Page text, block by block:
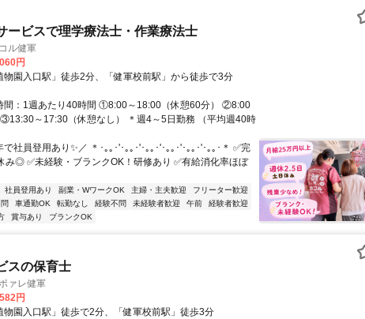
ービスで理学療法士・作業療法士
ル健軍
円
物園入口駅」徒歩2分、「健軍校前駅」から徒歩で3分
間：1週あたり40時間 ①8:00～18:00（休憩60分） ②8:00
～17:30（休憩なし） ＊週4～5日勤務 （平均週40時
社員登用あり✨／ ＊･｡｡･'･｡｡･'･｡｡･'･｡｡･'･｡｡･'･｡｡･＊ ✅完
み◎ ✅未経験・ブランクOK！研修あり ✅有給消化率ほぼ
社員登用あり 副業・WワークOK 主婦・主夫歓迎
フリーター歓迎
車通勤OK 転勤なし 経験不問 未経験者歓迎 午前
経験者歓迎
賞与あり ブランクOK
スの保育士
ァレ健軍
円
物園入口駅」徒歩で2分、「健軍校前駅」徒歩3分